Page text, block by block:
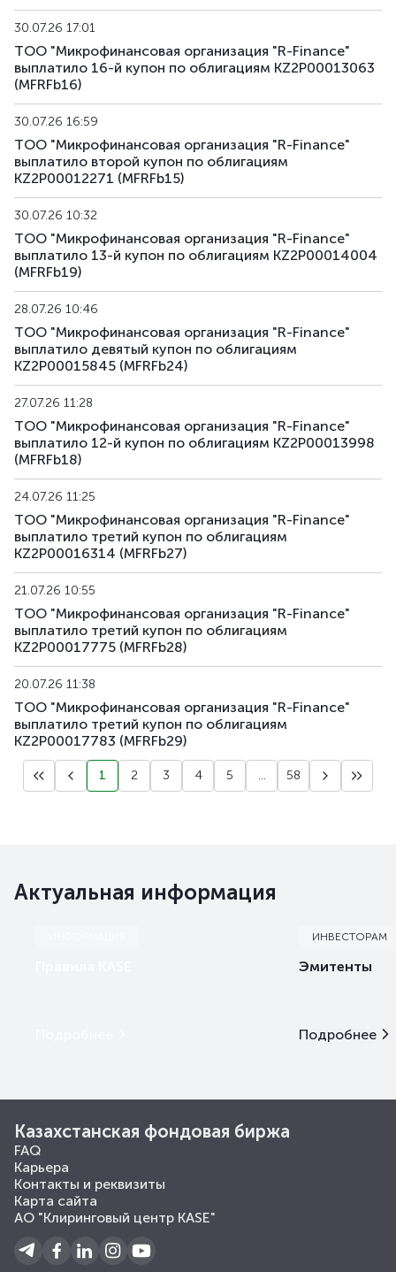
30.07.26 17:01
ТОО "Микрофинансовая организация "R-Finance"
выплатило 16-й купон по облигациям KZ2P00013063
(MFRFb16)
30.07.26 16:59
ТОО "Микрофинансовая организация "R-Finance"
выплатило второй купон по облигациям
KZ2P00012271 (MFRFb15)
30.07.26 10:32
ТОО "Микрофинансовая организация "R-Finance"
выплатило 13-й купон по облигациям KZ2P00014004
(MFRFb19)
28.07.26 10:46
ТОО "Микрофинансовая организация "R-Finance"
выплатило девятый купон по облигациям
KZ2P00015845 (MFRFb24)
27.07.26 11:28
ТОО "Микрофинансовая организация "R-Finance"
выплатило 12-й купон по облигациям KZ2P00013998
(MFRFb18)
24.07.26 11:25
ТОО "Микрофинансовая организация "R-Finance"
выплатило третий купон по облигациям
KZ2P00016314 (MFRFb27)
21.07.26 10:55
ТОО "Микрофинансовая организация "R-Finance"
выплатило третий купон по облигациям
KZ2P00017775 (MFRFb28)
20.07.26 11:38
ТОО "Микрофинансовая организация "R-Finance"
выплатило третий купон по облигациям
KZ2P00017783 (MFRFb29)
1 2 3 4 5 ... 58
Актуальная информация
ИНВЕСТОРАМ
Эмитенты
Подробнее
Казахстанская фондовая биржа
FAQ
Карьера
Контакты и реквизиты
Карта сайта
АО "Клиринговый центр KASE"